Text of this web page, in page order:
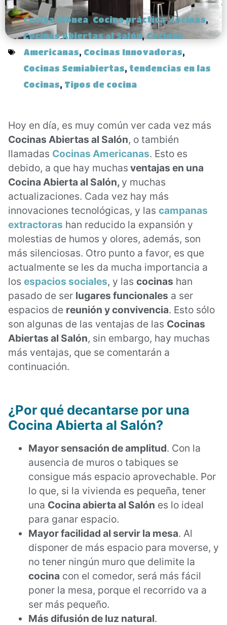
Cocina idónea, Cocina práctica,cocinas,
Cocinas Abiertas al Salón,Cocinas
Americanas, Cocinas Innovadoras,
Cocinas Semiabiertas, tendencias en las
Cocinas, Tipos de cocina
Hoy en día, es muy común ver cada vez más
Cocinas Abiertas al Salón, o también
llamadas Cocinas Americanas. Esto es
debido, a que hay muchas ventajas en una
Cocina Abierta al Salón, y muchas
actualizaciones. Cada vez hay más
innovaciones tecnológicas, y las campanas
extractoras han reducido la expansión y
molestias de humos y olores, además, son
más silenciosas. Otro punto a favor, es que
actualmente se les da mucha importancia a
los espacios sociales, y las cocinas han
pasado de ser lugares funcionales a ser
espacios de reunión y convivencia. Esto sólo
son algunas de las ventajas de las Cocinas
Abiertas al Salón, sin embargo, hay muchas
más ventajas, que se comentarán a
continuación.
¿Por qué decantarse por una
Cocina Abierta al Salón?
Mayor sensación de amplitud. Con la
ausencia de muros o tabiques se
consigue más espacio aprovechable. Por
lo que, si la vivienda es pequeña, tener
una Cocina abierta al Salón es lo ideal
para ganar espacio.
Mayor facilidad al servir la mesa. Al
disponer de más espacio para moverse, y
no tener ningún muro que delimite la
cocina con el comedor, será más fácil
poner la mesa, porque el recorrido va a
ser más pequeño.
Más difusión de luz natural.